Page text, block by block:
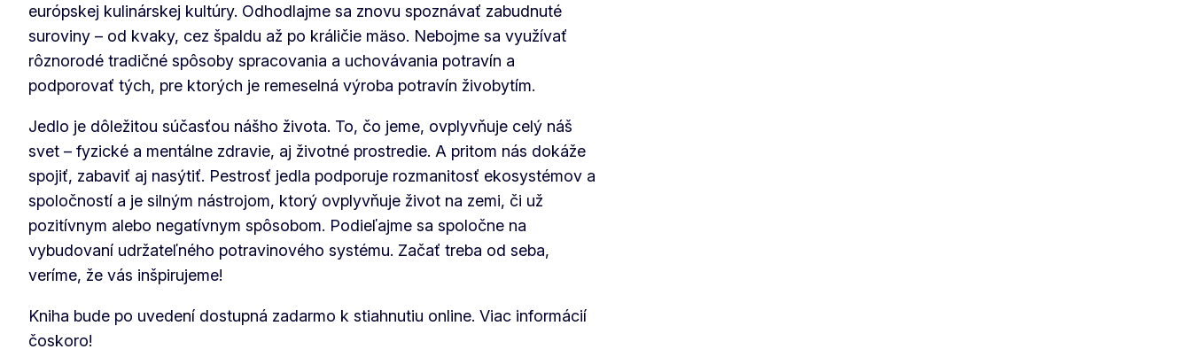
európskej kulinárskej kultúry. Odhodlajme sa znovu spoznávať zabudnuté
suroviny – od kvaky, cez špaldu až po králičie mäso. Nebojme sa využívať
rôznorodé tradičné spôsoby spracovania a uchovávania potravín a
podporovať tých, pre ktorých je remeselná výroba potravín živobytím.
Jedlo je dôležitou súčasťou nášho života. To, čo jeme, ovplyvňuje celý náš
svet – fyzické a mentálne zdravie, aj životné prostredie. A pritom nás dokáže
spojiť, zabaviť aj nasýtiť. Pestrosť jedla podporuje rozmanitosť ekosystémov a
spoločností a je silným nástrojom, ktorý ovplyvňuje život na zemi, či už
pozitívnym alebo negatívnym spôsobom. Podieľajme sa spoločne na
vybudovaní udržateľného potravinového systému. Začať treba od seba,
veríme, že vás inšpirujeme!
Kniha bude po uvedení dostupná zadarmo k stiahnutiu online. Viac informácií
čoskoro!